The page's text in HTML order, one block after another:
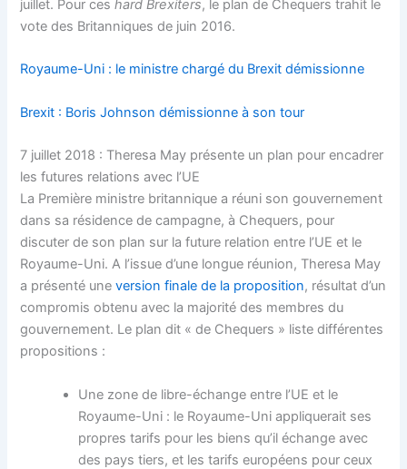
juillet. Pour ceshard Brexiters, le plan de Chequers trahit le
vote des Britanniques de juin 2016.
Royaume-Uni : le ministre chargé du Brexit démissionne
Brexit : Boris Johnson démissionne à son tour
7 juillet 2018 : Theresa May présente un plan pour encadrer
les futures relations avec l’UE
La Première ministre britannique a réuni son gouvernement
dans sa résidence de campagne, à Chequers, pour
discuter de son plan sur la future relation entre l’UE et le
Royaume-Uni. A l’issue d’une longue réunion, Theresa May
a présenté uneversion finale de la proposition, résultat d’un
compromis obtenu avec la majorité des membres du
gouvernement. Le plan dit « de Chequers » liste différentes
propositions :
Une zone de libre-échange entre l’UE et le
Royaume-Uni : le Royaume-Uni appliquerait ses
propres tarifs pour les biens qu’il échange avec
des pays tiers, et les tarifs européens pour ceux